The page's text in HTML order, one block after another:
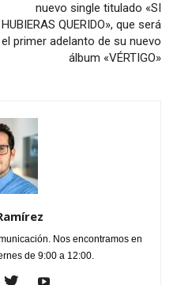
nuevo single titulado «SI
HUBIERAS QUERIDO», que será
el primer adelanto de su nuevo
álbum «VÉRTIGO»
Nos encontramos en
de 9:00 a 12:00.